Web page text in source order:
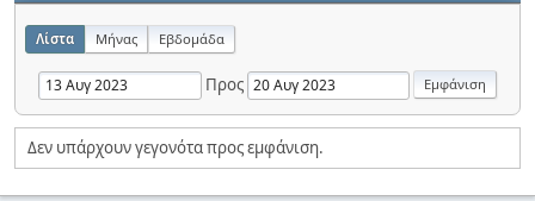
Λίστα Μήνας Εβδομάδα
Προς
Δεν υπάρχουν γεγονότα προς εμφάνιση.